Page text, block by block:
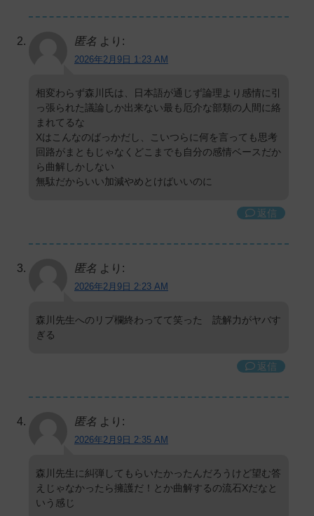
匿名 より:
2026年2月9日 1:23 AM
相変わらず森川氏は、日本語が通じず論理より感情に引
っ張られた議論しか出来ない最も厄介な部類の人間に絡
まれてるな
Xはこんなのばっかだし、こいつらに何を言っても思考
回路がまともじゃなくどこまでも自分の感情ベースだか
ら曲解しかしない
無駄だからいい加減やめとけばいいのに
返信
匿名 より:
2026年2月9日 2:23 AM
森川先生へのリプ欄終わってて笑った 読解力がヤバす
ぎる
返信
匿名 より:
2026年2月9日 2:35 AM
森川先生に糾弾してもらいたかったんだろうけど望む答
えじゃなかったら擁護だ！とか曲解するの流石Xだなと
いう感じ